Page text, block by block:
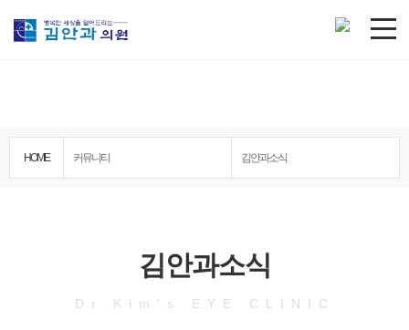
HOME 커뮤니티 김안과소식
김안과소식
Dr.Kim's EYE CLINIC